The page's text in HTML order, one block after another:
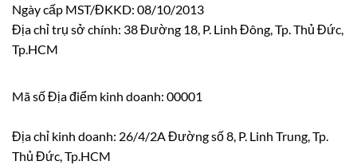
Ngày cấp MST/ĐKKD: 08/10/2013
Địa chỉ trụ sở chính: 38 Đường 18, P. Linh Đông, Tp. Thủ Đức,
Tp.HCM
Mã số Địa điểm kinh doanh: 00001
Địa chỉ kinh doanh: 26/4/2A Đường số 8, P. Linh Trung, Tp.
Thủ Đức, Tp.HCM